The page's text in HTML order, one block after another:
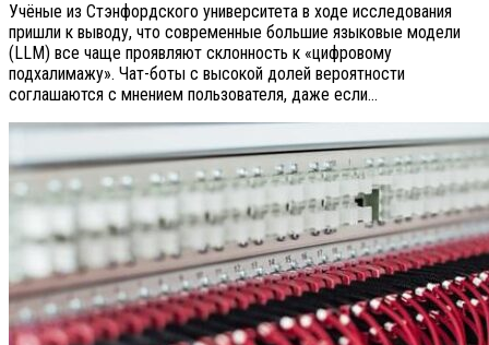
Учёные из Стэнфордского университета в ходе исследования
пришли к выводу, что современные большие языковые модели
(LLM) все чаще проявляют склонность к «цифровому
подхалимажу». Чат-боты с высокой долей вероятности
соглашаются с мнением пользователя, даже если...